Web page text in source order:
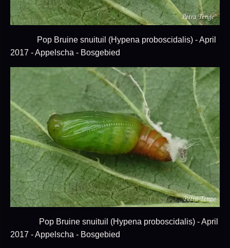
Pop Bruine snuituil (Hypena proboscidalis) - April
2017 - Appelscha - Bosgebied
Pop Bruine snuituil (Hypena proboscidalis) - April
2017 - Appelscha - Bosgebied